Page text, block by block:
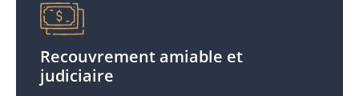
Recouvrement amiable et
judiciaire